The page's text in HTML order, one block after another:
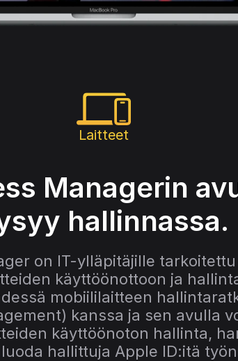
Laitteet
Managerin
hallinnassa.
on IT-ylläpitäjille
käyttöönottoon ja
mobiililaitteen
kanssa ja sen avulla
käyttöönoton hallinta,
hallittuja Apple ID:itä